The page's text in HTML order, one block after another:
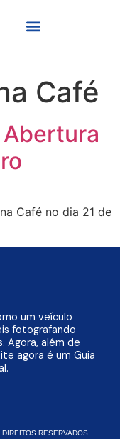
Café
Abertura
Café no dia 21 de
um veículo
fotografando
Agora, além de
agora é um Guia
RESERVADOS.